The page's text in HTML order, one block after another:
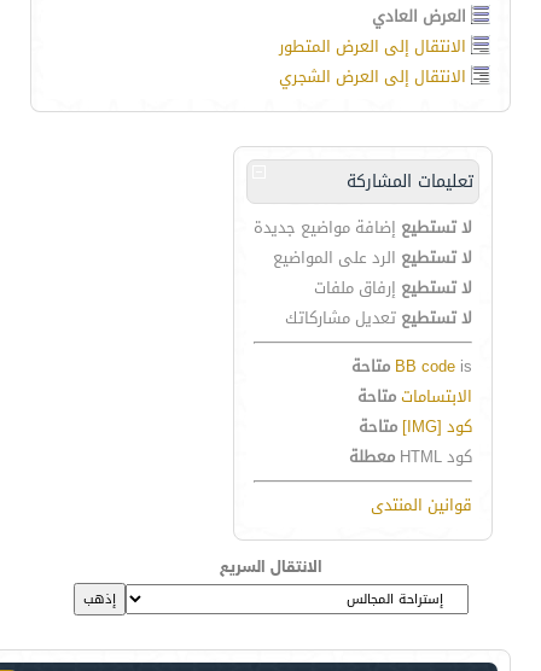
العرض العادي
الانتقال إلى العرض المتطور
الانتقال إلى العرض الشجري
تعليمات المشاركة
لا تستطيع إضافة مواضيع جديدة
لا تستطيع الرد على المواضيع
لا تستطيع إرفاق ملفات
لا تستطيع تعديل مشاركاتك
BB code is
متاحة
الابتساماتمتاحة
كود [IMG]
متاحة
كود HTML
معطلة
قوانين المنتدى
الانتقال السريع